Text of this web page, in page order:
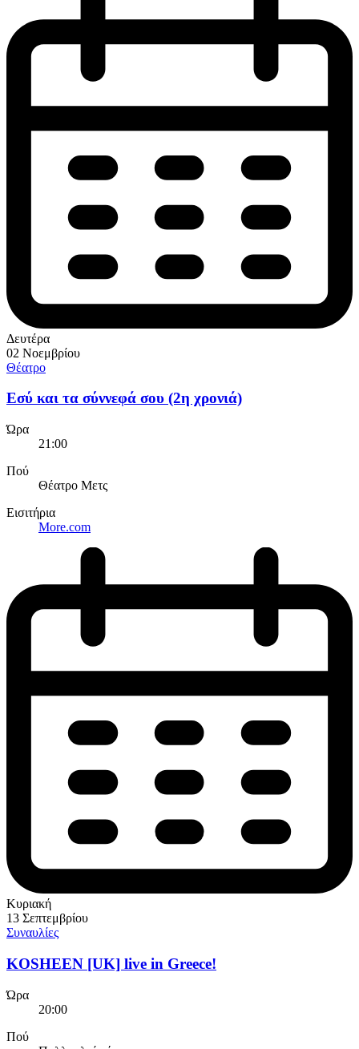
Δευτέρα
02 Νοεμβρίου
Θέατρο
Εσύ και τα σύννεφά σου (2η χρονιά)
Ώρα
21:00
Πού
Θέατρο Μετς
Εισιτήρια
More.com
Κυριακή
13 Σεπτεμβρίου
Συναυλίες
KOSHEEN [UK] live in Greece!
Ώρα
20:00
Πού